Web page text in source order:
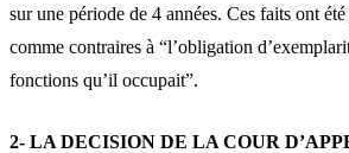
sur une période de 4 années. Ces faits ont
comme contraires à “l’obligation
fonctions qu’il occupait”.
2- LA DECISION DE LA COUR